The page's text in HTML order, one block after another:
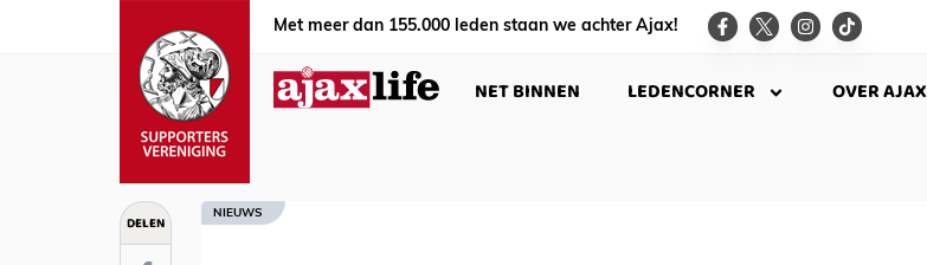
Met meer dan 155.000 leden staan we achter Ajax!
NET BINNEN LEDENCORNER OVER AJAX
DELEN NIEUWS